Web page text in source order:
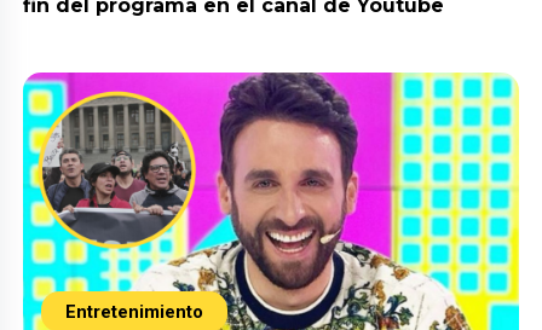
fin del programa en el canal de Youtube
Entretenimiento